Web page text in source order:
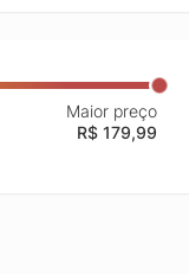
Maior preço
R$ 179,99